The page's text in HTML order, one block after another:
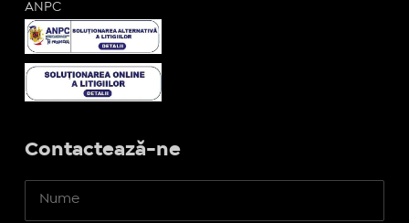
ANPC
Contactează-ne